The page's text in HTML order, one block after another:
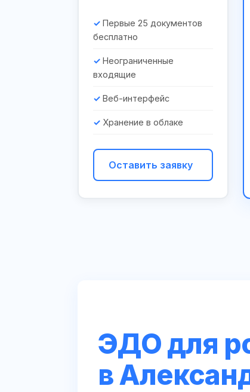
Первые 25 документов
бесплатно
Неограниченные
входящие
Веб-интерфейс
Хранение в облаке
Оставить заявку
ЭДО для
в